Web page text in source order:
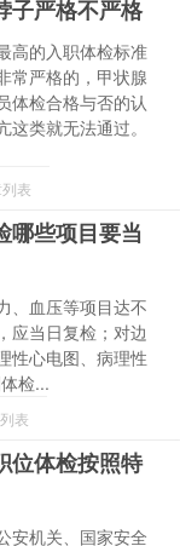
子严格不严格
高的入职体检标准
常严格的，甲状腺
体检合格与否的认
类就无法通过。
表
哪些项目要当
、血压等项目达不
应当日复检；对边
性心电图、病理性
检...
表
位体检按照特
安机关、国家安全